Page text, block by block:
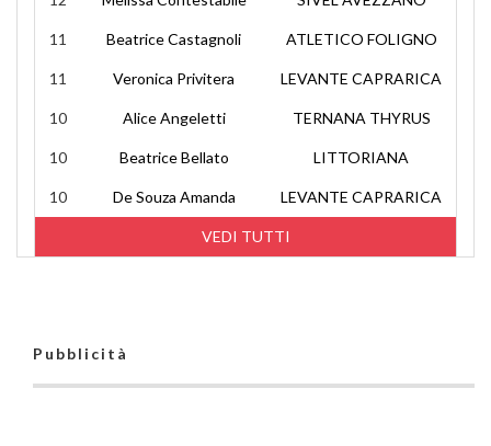
VEDI TUTTI
11 Beatrice Castagnoli ATLETICO FOLIGNO
11 Veronica Privitera LEVANTE CAPRARICA
10 Alice Angeletti TERNANA THYRUS
10 Beatrice Bellato LITTORIANA
10 De Souza Amanda LEVANTE CAPRARICA
Pubblicità